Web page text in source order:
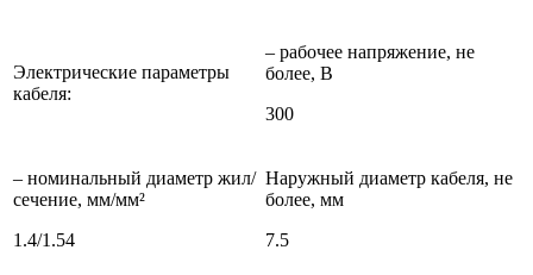
Электрические параметры
кабеля:
– рабочее напряжение, не
более, В
300
– номинальный диаметр жил/
сечение, мм/мм²
1.4/1.54
Наружный диаметр кабеля, не
более, мм
7.5